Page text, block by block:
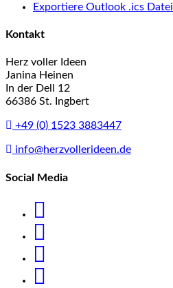
Exportiere Outlook .ics Datei
Kontakt
Herz voller Ideen
Janina Heinen
In der Dell 12
66386 St. Ingbert
+49 (0) 1523 3883447
info@herzvollerideen.de
Social Media